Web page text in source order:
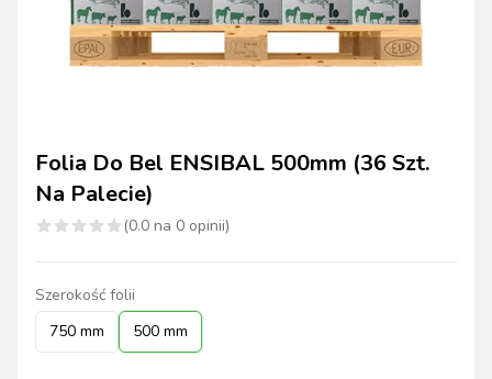
Folia Do Bel ENSIBAL 500mm (36 Szt.
Na Palecie)
(0.0 na 0 opinii)
Szerokość folii
750 mm
500 mm